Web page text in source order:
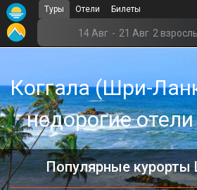
Туры Отели Билеты
14 Авг - 21 Авг 2
Коггала (Шри-
недорогие
Популярные
Главная
Офис г. Москва
Помощь
Подборки отелей
Турция